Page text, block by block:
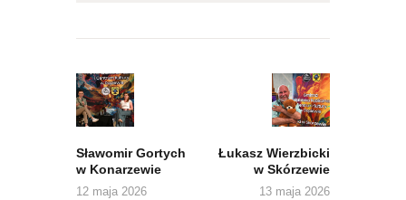
wpisu
Sławomir Gortych
w Konarzewie
12 maja 2026
Łukasz Wierzbicki
w Skórzewie
13 maja 2026